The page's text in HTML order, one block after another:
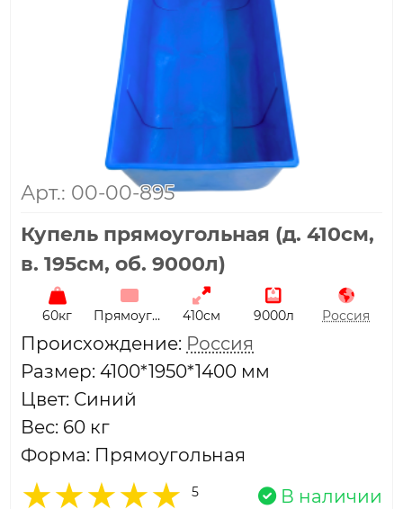
Арт.: 00-00-895
Купель прямоугольная (д. 410см,
в. 195см, об. 9000л)
60кг Прямоугольная 410см 9000л Россия
Проиcхождение: Россия
Размер: 4100*1950*1400 мм
Цвет: Синий
Вес: 60 кг
Форма: Прямоугольная
5 В наличии